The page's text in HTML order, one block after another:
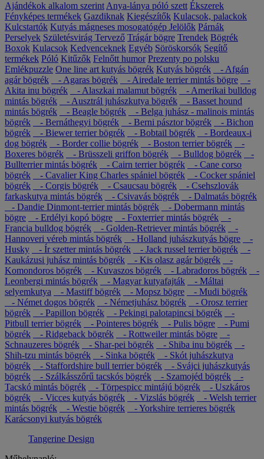
Ajándékok alkalom szerint Anya-lánya póló szett Ékszerek
Fényképes termékek Gazdiknak Kiegészítők Kulacsok, palackok
Kulcstartók Kutyás mágneses mosogatógép Jelölők Párnák
Perselyek Születésvirág Tervező Trágár bögre Trendek Bögrék
Boxok Kulacsok Kedvenceknek Egyéb Söröskorsók Segítő
termékek Póló Kitűzők Felnőtt humor Prezenty po polsku
Emlékpuzzle One line art kutyás bögrék Kutyás bögrék
- Afgán
agár bögrék
- Agaras bögrék - Airedale terrier mintás bögre
-
Akita inu bögrék
- Alaszkai malamut bögrék
- Amerikai bulldog
mintás bögrék
- Ausztrál juhászkutya bögrék
- Basset hound
mintás bögrék
- Beagle bögrék
- Belga juhász - malinois mintás
bögrék
- Bernáthegyi bögrék - Berni pásztor bögrék
- Bichon
bögrék
- Biewer terrier bögrék - Bobtail bögrék
- Bordeaux-i
dog bögrék
- Border collie bögrék - Boston terrier bögrék
-
Boxeres bögrék
- Brüsszeli griffon bögrék - Bulldog bögrék
-
Bullterrier mintás bögrék
- Cairn terrier bögrék
- Cane corso
bögrék
- Cavalier King Charles spániel bögrék
- Cocker spániel
bögrék
- Corgis bögrék - Csaucsau bögrék
- Csehszlovák
farkaskutya mintás bögrék
- Csivavás bögrék
- Dalmatás bögrék
- Dandie Dinmont-terrier mintás bögrék
- Dobermann mintás
bögre
- Erdélyi kopó bögre - Foxterrier mintás bögrék
-
Francia bulldog bögrék
- Golden-Retriever mintás bögrék
-
Hannoveri véreb mintás bögrék
- Holland juhászkutyás bögre
-
Husky
- Ír szetter mintás bögrék - Jack russel terrier bögrék
-
Kaukázusi juhász mintás bögrék
- Kis olasz agár bögrék
-
Komondoros bögrék
- Kuvaszos bögrék - Labradoros bögrék
-
Leonbergi mintás bögrék
- Magyar kutyafajták
- Máltai
selyemkutya
- Mastiff bögrék - Mopsz bögre
- Mudi bögrék
- Német dogos bögrék
- Németjuhász bögrék
- Orosz terrier
bögrék
- Papillon bögrék - Pekingi palotapincsi bögrék
-
Pitbull terrier bögrék
- Pointeres bögrék - Pulis bögre
- Pumi
bögrék
- Ridgeback bögrék - Rottweiler mintás bögre
-
Schnauzeres bögrék
- Shar-pei bögrék - Shiba inu bögrék
-
Shih-tzu mintás bögrék
- Sinka bögrék
- Skót juhászkutya
bögrék
- Staffordshire bull terrier bögrék
- Svájci juhászkutyás
bögrék
- Szálkásszőrű tacskós bögrék - Szamojéd bögrék
-
Tacskó mintás bögrék
- Törpespicc mintájú bögrék
- Uszkáros
bögrék
- Vicces kutyás bögrék - Vizslás bögrék
- Welsh terrier
mintás bögrék
- Westie bögrék
- Yorkshire terrieres bögrék
Karácsonyi kutyás bögrék
Tangerine Design